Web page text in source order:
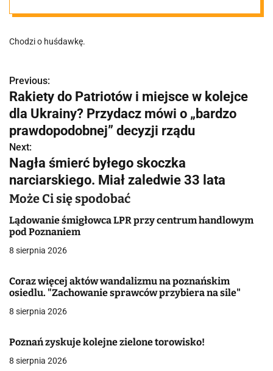
Konsumenci
proszeni są o
nieużywanie
go, wyrzucenie
lub zwrot do
sklepu
Chodzi o huśdawkę.
N
a
w
i
g
a
c
j
w
p
i
s
Previous:
Rakiety do Patriotów i miejsce w kolejce
dla Ukrainy? Przydacz mówi o „bardzo
prawdopodobnej” decyzji rządu
Next:
Nagła śmierć byłego skoczka
narciarskiego. Miał zaledwie 33 lata
Może Ci się spodobać
Lądowanie śmigłowca LPR przy centrum handlowym
pod Poznaniem
8 sierpnia 2026
Coraz więcej aktów wandalizmu na poznańskim
osiedlu. "Zachowanie sprawców przybiera na sile"
8 sierpnia 2026
Poznań zyskuje kolejne zielone torowisko!
8 sierpnia 2026